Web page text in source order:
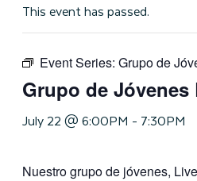
This event has passed.
Event Series: Grupo de
Grupo de Jóvenes
July 22 @ 6:00PM - 7:30PM
Nuestro grupo de jóvenes,